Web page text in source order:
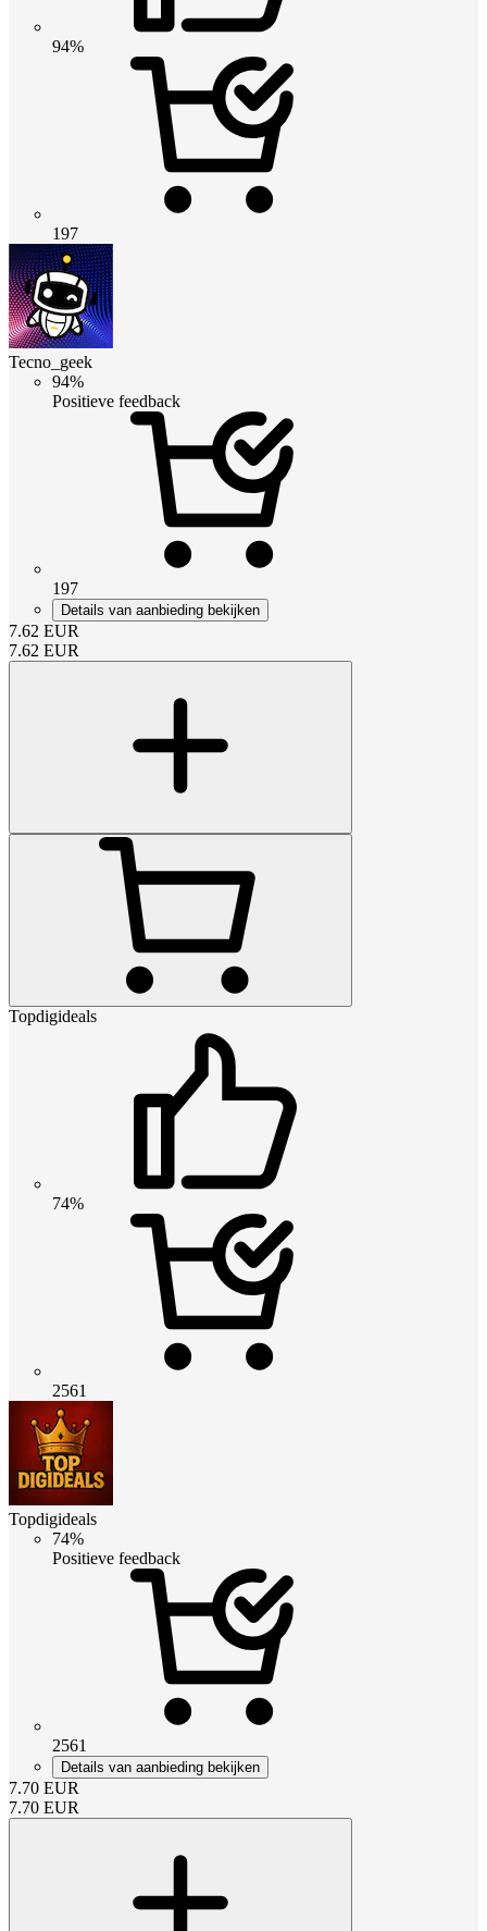
94%
197
Tecno_geek
94%
Positieve feedback
197
Details van aanbieding bekijken
7.62 EUR
7.62 EUR
Topdigideals
74%
2561
Topdigideals
74%
Positieve feedback
2561
Details van aanbieding bekijken
7.70 EUR
7.70 EUR